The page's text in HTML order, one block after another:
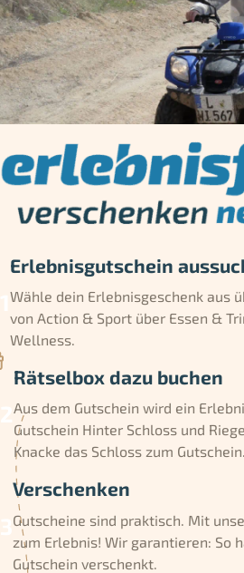
Erlebnisgutschein
Wähle dein Erlebnisgeschenk aus
von Action & Sport über Essen &
Wellness.
Rätselbox dazu buchen
Aus dem Gutschein wird ein
Gutschein Hinter Schloss und
Knacke das Schloss zum Gutschein.
Verschenken
Gutscheine sind praktisch. Mit
zum Erlebnis! Wir garantieren: So
Gutschein verschenkt.